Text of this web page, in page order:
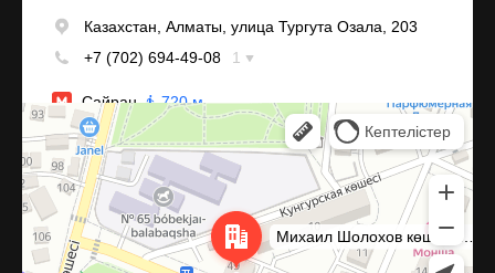
Алматы
Улица Михаила Шолохова, 49 — Яндекс Карты